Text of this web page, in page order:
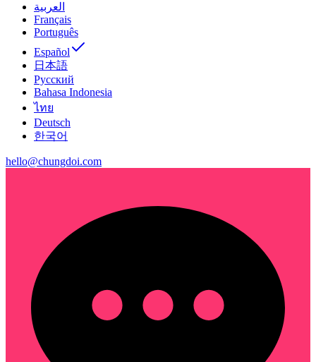
العربية
Français
Português
Español
日本語
Русский
Bahasa Indonesia
ไทย
Deutsch
한국어
hello@chungdoi.com